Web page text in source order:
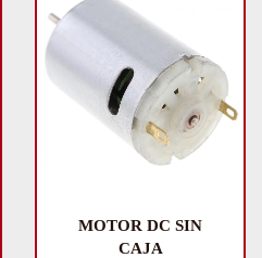
MOTOR DC SIN
CAJA